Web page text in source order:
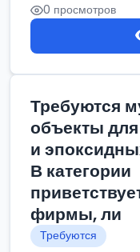
0 просмотров
Требуются
объекты
и
В категории
фирмы, ли
Требуются